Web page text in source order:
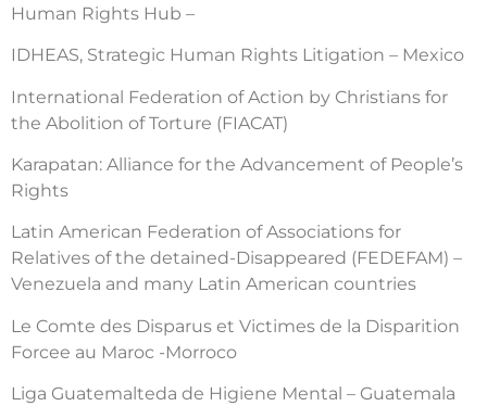
Human Rights Hub –
IDHEAS, Strategic Human Rights Litigation – Mexico
International Federation of Action by Christians for
the Abolition of Torture (FIACAT)
Karapatan: Alliance for the Advancement of People’s
Rights
Latin American Federation of Associations for
Relatives of the detained-Disappeared (FEDEFAM) –
Venezuela and many Latin American countries
Le Comte des Disparus et Victimes de la Disparition
Forcee au Maroc -Morroco
Liga Guatemalteda de Higiene Mental – Guatemala